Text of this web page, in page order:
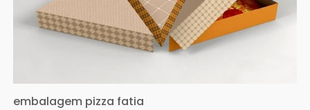
embalagem pizza fatia